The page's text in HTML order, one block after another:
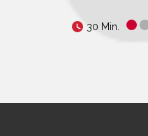
30 Min.